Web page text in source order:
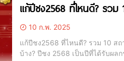
แก้ปีชง2568 ที่ไหนดี? รวม
10 ก.พ. 2025
แก้ปีชง2568 ที่ไหนดี? รวม 10 สถานที่แก้ชง เสริมดวงเฮงทั้งปี!
บ้าง? ปีชง 2568 เป็นปีที่ได้รับผลกระทบตามหลักโหราศาสตร์จีน ซึ่งหมายถึง ปีที่ดวงชะตาปะทะกับเทพไท้ส่วยเอี๊ย โดยในปี มะเส็ง 2568 นี้